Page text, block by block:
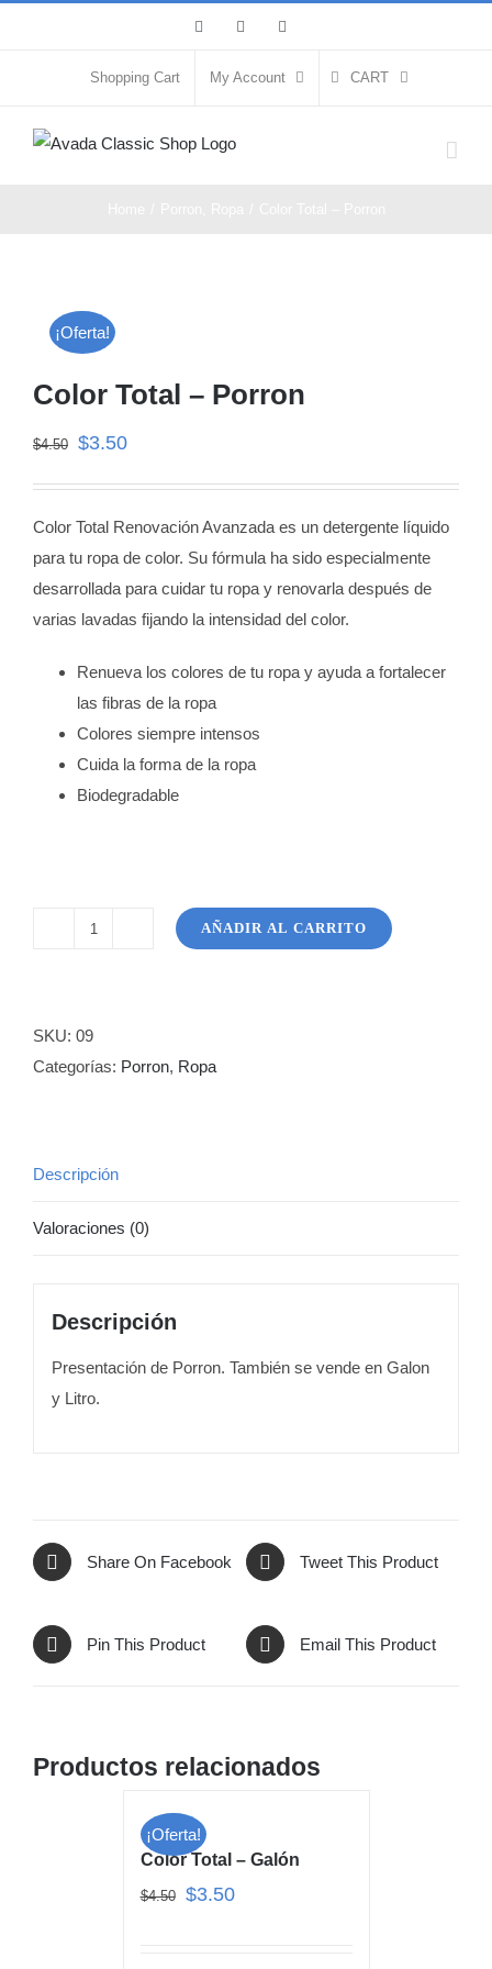
facebookinstagram
Shopping Cart My Account CART
¡Oferta!
Color Total – Porron
$4.50 $3.50
Color Total Renovación Avanzada es un detergente líquido
para tu ropa de color. Su fórmula ha sido especialmente
desarrollada para cuidar tu ropa y renovarla después de
varias lavadas fijando la intensidad del color.
Renueva los colores de tu ropa y ayuda a fortalecer
las fibras de la ropa
Colores siempre intensos
Cuida la forma de la ropa
Biodegradable
Porron
cantidad
AÑADIR AL CARRITO
SKU: 09
Categorías: Porron, Ropa
Descripción
Valoraciones (0)
Descripción
Presentación de Porron. También se vende en Galon
y Litro.
Share On Facebook Tweet This Product
Pin This Product Email This Product
Productos relacionados
¡Oferta!
Color Total – Galón
$4.50 $3.50